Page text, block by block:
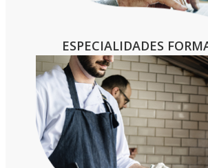
ESPECIALIDADES